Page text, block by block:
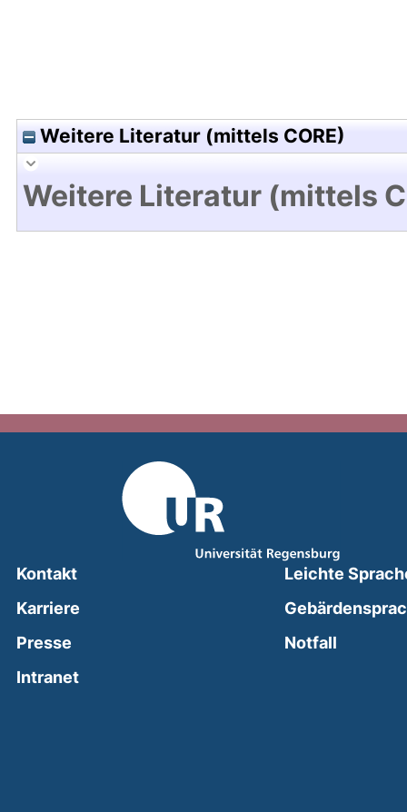
Weitere Literatur (mittels CORE)
Weitere Literatur (mittels
Kontakt
Karriere
Presse
Intranet(external link, opens in a new window)
Leichte
Notfall